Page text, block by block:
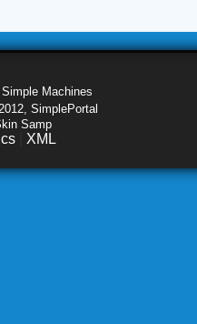
Simple Machines
SimplePortal
Samp
XML